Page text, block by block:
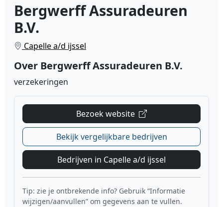
Bergwerff Assuradeuren
B.V.
Capelle a/d ijssel
Over Bergwerff Assuradeuren B.V.
verzekeringen
Bezoek website
Bekijk vergelijkbare bedrijven
Bedrijven in Capelle a/d ijssel
Tip: zie je ontbrekende info? Gebruik “Informatie
wijzigen/aanvullen” om gegevens aan te vullen.